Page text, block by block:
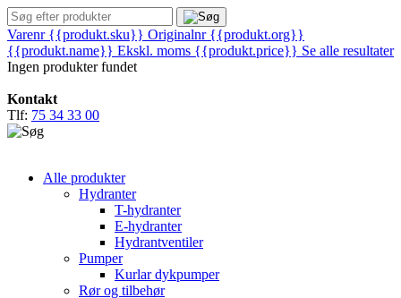
Varenr {{produkt.sku}} Originalnr {{produkt.org}}
{{produkt.name}} Ekskl. moms {{produkt.price}} Se alle resultater
Ingen produkter fundet
Kontakt
Tlf: 75 34 33 00
Alle produkter
Hydranter
T-hydranter
E-hydranter
Hydrantventiler
Pumper
Kurlar dykpumper
Rør og tilbehør